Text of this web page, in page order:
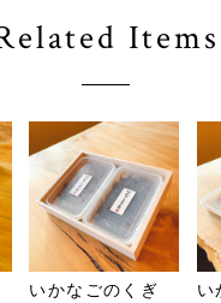
Items
いかなごのくぎ
い